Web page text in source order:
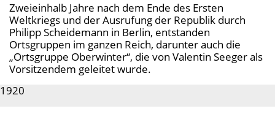
Zweieinhalb Jahre nach dem Ende des Ersten
Weltkriegs und der Ausrufung der Republik durch
Philipp Scheidemann in Berlin, entstanden
Ortsgruppen im ganzen Reich, darunter auch die
„Ortsgruppe Oberwinter“, die von Valentin Seeger als
Vorsitzendem geleitet wurde.
1920